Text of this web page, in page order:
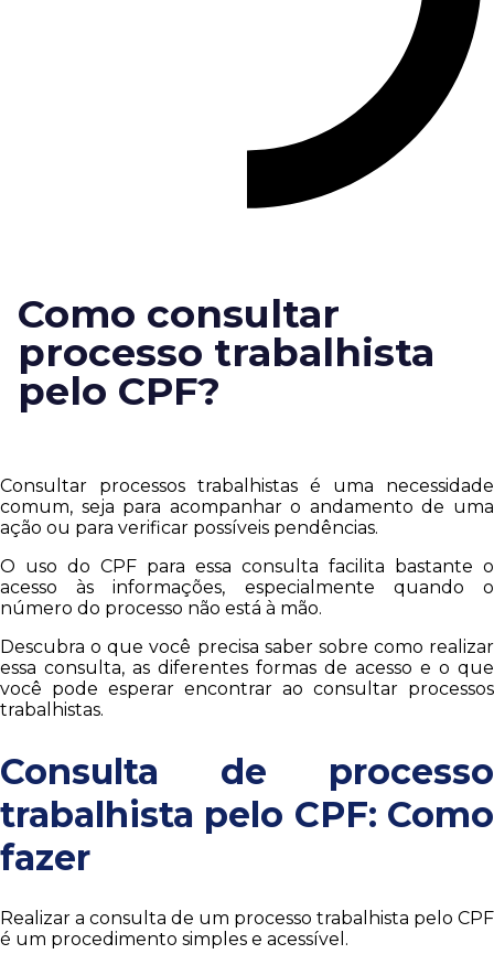
Como consultar
processo trabalhista
pelo CPF?
Consultar processos trabalhistas é uma necessidade
comum, seja para acompanhar o andamento de uma
ação ou para verificar possíveis pendências.
O uso do CPF para essa consulta facilita bastante o
acesso às informações, especialmente quando o
número do processo não está à mão.
Descubra o que você precisa saber sobre como realizar
essa consulta, as diferentes formas de acesso e o que
você pode esperar encontrar ao consultar processos
trabalhistas.
Consulta de processo
trabalhista pelo CPF: Como
fazer
Realizar a consulta de um processo trabalhista pelo CPF
é um procedimento simples e acessível.